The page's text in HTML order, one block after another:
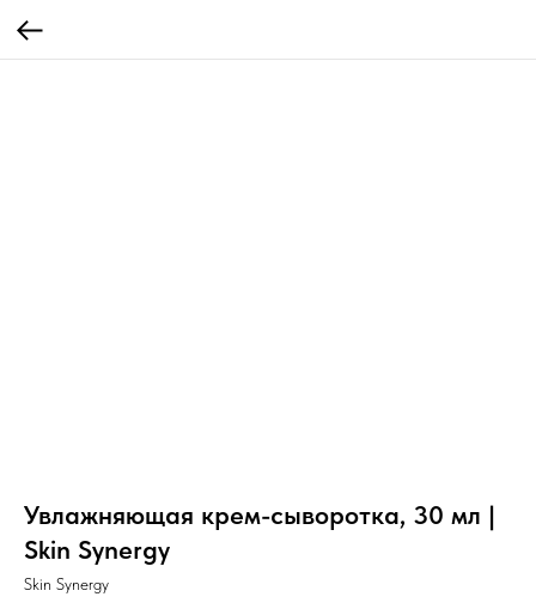
Увлажняющая крем-сыворотка, 30 мл |
Skin Synergy
Skin Synergy